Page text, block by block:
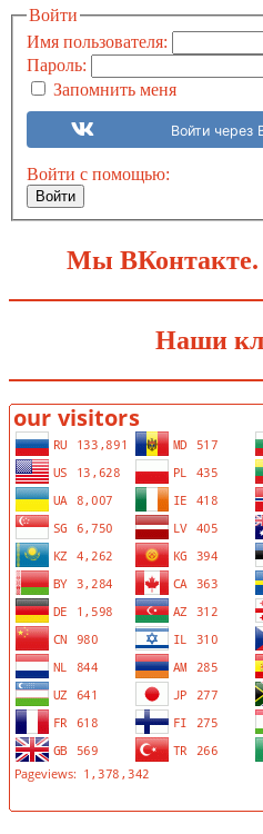
Войти
Имя пользователя:
Пароль:
Запомнить меня
Войти через
Войти с помощью:
Войти
Мы
Наши